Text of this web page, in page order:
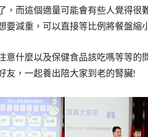
，而這個適量可能會有些人覺得很
減重，可以直接等比例將餐盤縮
意什麼以及保健食品該吃嗎等等的
友，一起養出陪大家到老的腎臟!